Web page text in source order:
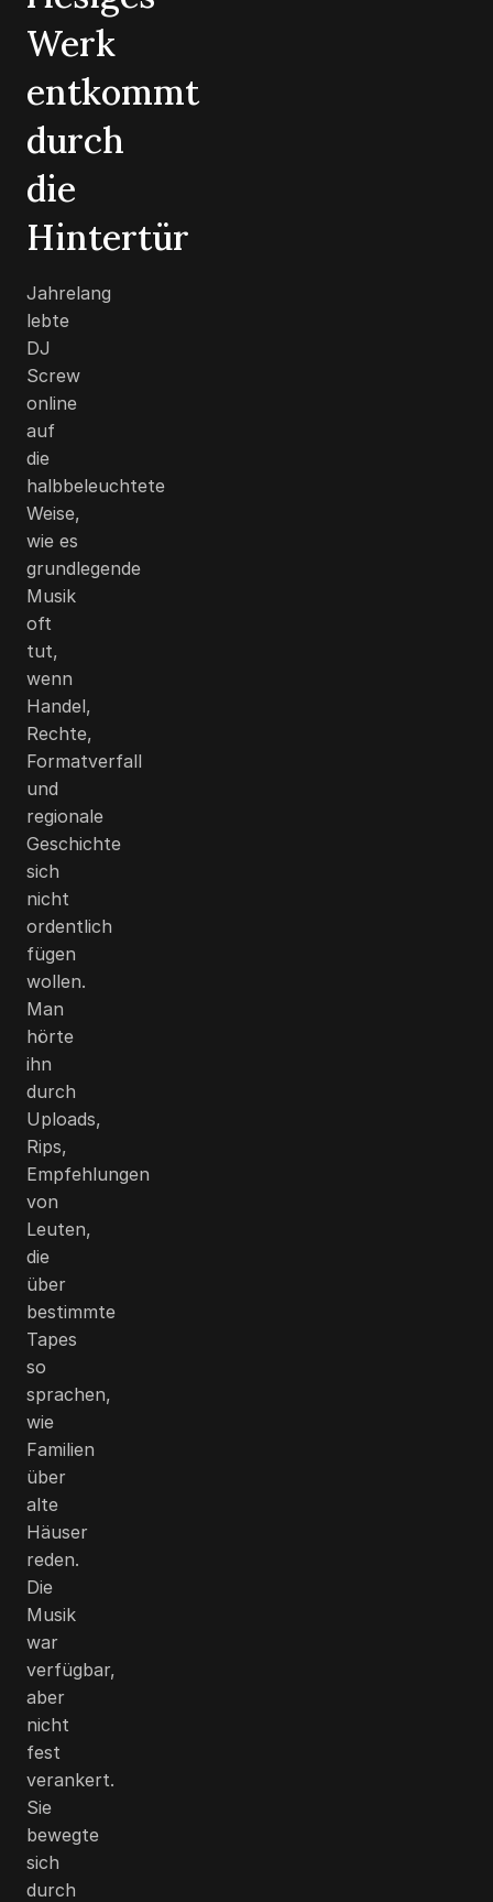
Werk
entkommt
durch
die
Hintertür
Jahrelang
lebte
DJ
Screw
online
auf
die
halbbeleuchtete
Weise,
wie es
grundlegende
Musik
oft
tut,
wenn
Handel,
Rechte,
Formatverfall
und
regionale
Geschichte
sich
nicht
ordentlich
fügen
wollen.
Man
hörte
ihn
durch
Uploads,
Rips,
Empfehlungen
von
Leuten,
die
über
bestimmte
Tapes
so
sprachen,
wie
Familien
über
alte
Häuser
reden.
Die
Musik
war
verfügbar,
aber
nicht
fest
verankert.
Sie
bewegte
sich
durch